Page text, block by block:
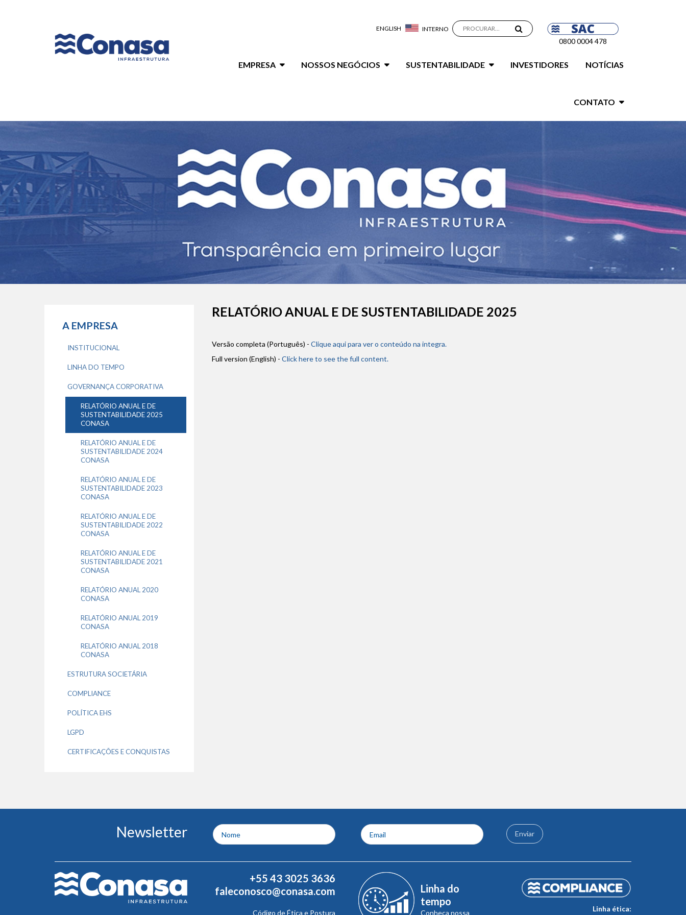
ENGLISH INTERNO
0800 0004 478
principalEMPRESA NOSSOS NEGÓCIOS SUSTENTABILIDADE INVESTIDORES NOTÍCIAS
CONTATO
A EMPRESA
INSTITUCIONAL
LINHA DO TEMPO
GOVERNANÇA CORPORATIVA
RELATÓRIO ANUAL E DE
SUSTENTABILIDADE 2025
CONASA
RELATÓRIO ANUAL E DE
SUSTENTABILIDADE 2024
CONASA
RELATÓRIO ANUAL E DE
SUSTENTABILIDADE 2023
CONASA
RELATÓRIO ANUAL E DE
SUSTENTABILIDADE 2022
CONASA
RELATÓRIO ANUAL E DE
SUSTENTABILIDADE 2021
CONASA
RELATÓRIO ANUAL 2020
CONASA
RELATÓRIO ANUAL 2019
CONASA
RELATÓRIO ANUAL 2018
CONASA
ESTRUTURA SOCIETÁRIA
COMPLIANCE
POLÍTICA EHS
LGPD
CERTIFICAÇÕES E CONQUISTAS
RELATÓRIO ANUAL E DE SUSTENTABILIDADE 2025
Versão completa (Português) - Clique aqui para ver o conteúdo na integra.
Full version (English) - Click here to see the full content.
rodapé
Newsletter Enviar
+55 43 3025 3636
faleconosco@conasa.com
Código de Ética e Postura
Linha do
tempo
Conheça nossa
Linha ética: